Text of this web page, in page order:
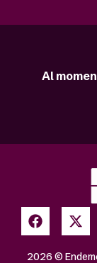
Al
2026 ©